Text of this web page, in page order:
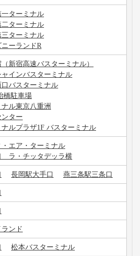
ターミナル
ターミナル
ターミナル
ーランドR
新宿高速バスターミナル）
インバスターミナル
口バスターミナル
橋駐車場
ル東京八重洲
ター
ルプラザ1F バスターミナル
エア・ターミナル
ラ・チッタデッラ横
長岡駅大手口 燕三条駅三条口
ンド
松本バスターミナル